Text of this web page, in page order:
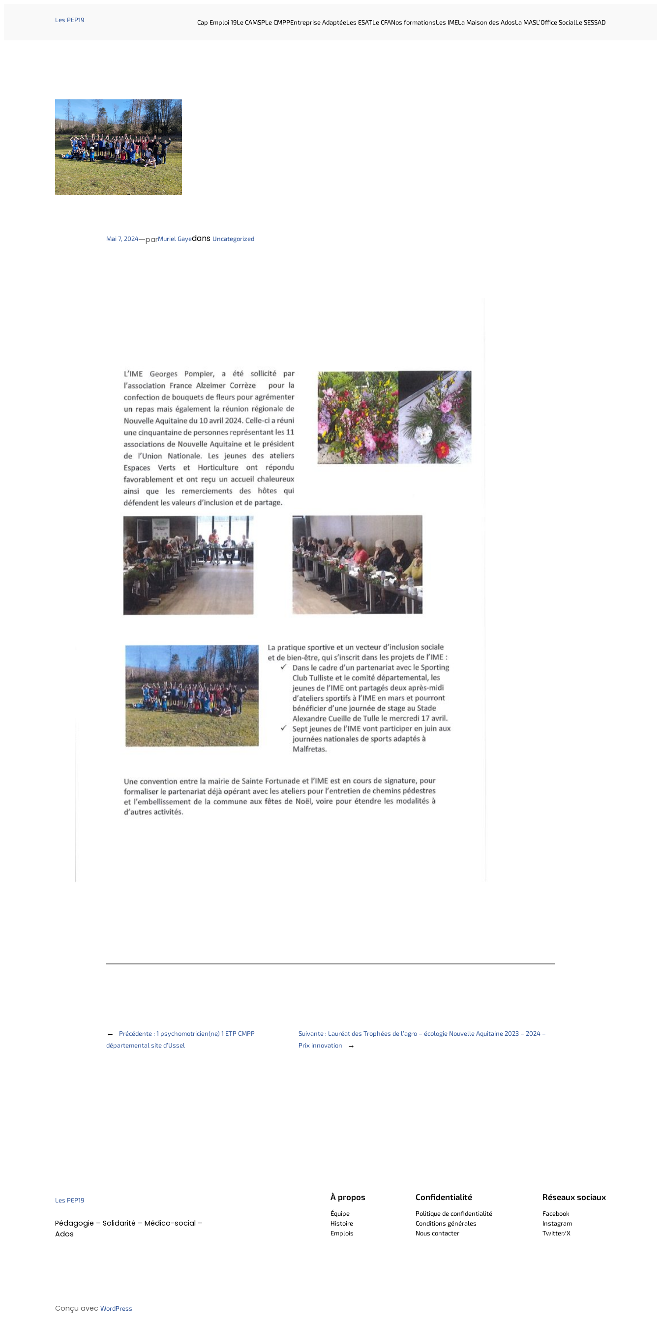
Les PEP19 Cap Emploi 19Le CAMSPLe CMPPEntreprise AdaptéeLes ESATLe CFANos formationsLes IMELa Maison des AdosLa MASL’Office SocialLe SESSAD
Mai 7, 2024—parMuriel Gayedans Uncategorized
← Précédente : 1 psychomotricien(ne) 1 ETP CMPP
départemental site d’Ussel
Suivante : Lauréat des Trophées de l’agro – écologie Nouvelle Aquitaine 2023 – 2024 –
Prix innovation
→
Les PEP19
Pédagogie – Solidarité – Médico-social –
Ados
À propos
Équipe
Histoire
Emplois
Confidentialité
Politique de confidentialité
Conditions générales
Nous contacter
Réseaux sociaux
Facebook
Instagram
Twitter/X
Conçu avec WordPress